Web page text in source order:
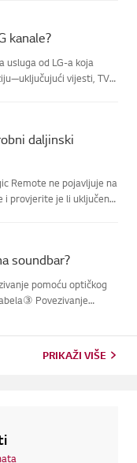
kanale?
usluga od LG-a koja
vijesti, TV
daljinski
Remote ne pojavljuje na
provjerite je li uključena
soundbar?
pomoću optičkog
Povezivanje
PRIKAŽI VIŠE